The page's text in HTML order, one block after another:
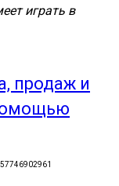
играть в
продаж и